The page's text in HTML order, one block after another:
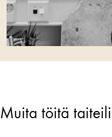
Muita töitä